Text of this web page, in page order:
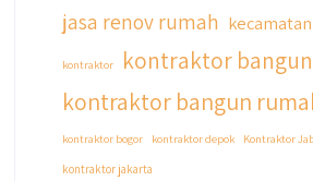
jasa renov rumah kecamatan
kontraktor
kontraktor
kontraktor bangun
kontraktor bogor kontraktor depok
Kontraktor
kontraktor jakarta